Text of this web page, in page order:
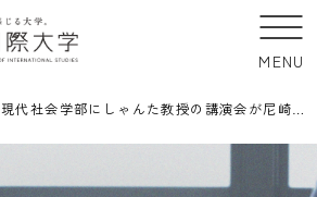
MENU
現代社会学部にしゃんた教授の講演会が尼崎市で開催されます。